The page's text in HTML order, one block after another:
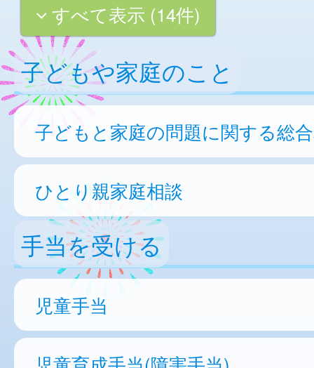
すべて表示 (14件)
子どもや家庭のこと
子どもと家庭の問題に関する総
ひとり親家庭相談
手当を受ける
児童手当